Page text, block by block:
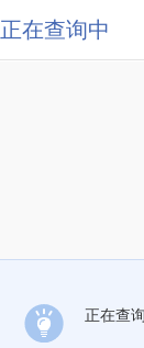
正在查询中
正在查